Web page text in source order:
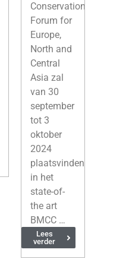
Conservation
Forum for
Europe,
North and
Central
Asia zal
van 30
september
tot 3
oktober
2024
plaatsvinden
in het
state-of-
the art
BMCC …
Lees
verder